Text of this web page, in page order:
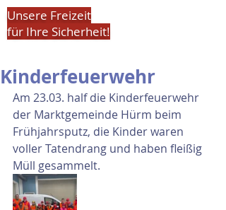
Unsere Freizeit
für Ihre Sicherheit!
Kinderfeuerwehr
Am 23.03. half die Kinderfeuerwehr
der Marktgemeinde Hürm beim
Frühjahrsputz, die Kinder waren
voller Tatendrang und haben fleißig
Müll gesammelt.